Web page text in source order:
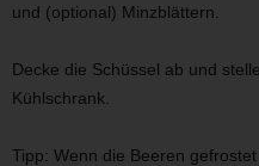
und (optional) Minzblättern.
Decke die Schüssel ab und
Kühlschrank.
Tipp: Wenn die Beeren